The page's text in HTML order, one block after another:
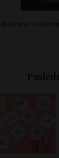
Slažem se sa